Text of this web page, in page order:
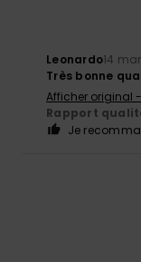
Leonardo14
Très bonne
Afficher original
Rapport
Je